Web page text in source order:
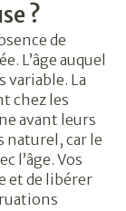
?
de
L’âge auquel
variable. La
chez les
avant leurs
naturel, car le
l’âge. Vos
et de libérer